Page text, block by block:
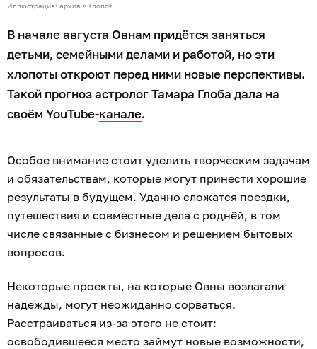
Иллюстрация: архив «Клопс»
В начале августа Овнам придётся заняться
детьми, семейными делами и работой, но эти
хлопоты откроют перед ними новые перспективы.
Такой прогноз астролог Тамара Глоба дала на
своём YouTube-канале.
Особое внимание стоит уделить творческим задачам
и обязательствам, которые могут принести хорошие
результаты в будущем. Удачно сложатся поездки,
путешествия и совместные дела с роднёй, в том
числе связанные с бизнесом и решением бытовых
вопросов.
Некоторые проекты, на которые Овны возлагали
надежды, могут неожиданно сорваться.
Расстраиваться из-за этого не стоит:
освободившееся место займут новые возможности,